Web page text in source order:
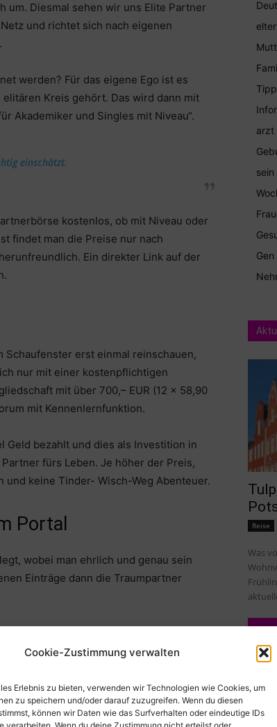
Cookie-Zustimmung verwalten
Erlebnis zu bieten, verwenden wir Technologien wie Cookies, um
zu speichern und/oder darauf zuzugreifen. Wenn du diesen
können wir Daten wie das Surfverhalten oder eindeutige IDs
um. Diesmal sehen wir uns Elite Partner
und richtet sich nach eigenen
werden? Für das eigene Ego ist es
Kreis gehört. Das wird dann mit
Akademiker und Singles mit Niveau“.
einschätzt.
kostenlos, ob mit Niveau oder
findet man die Preise nur nach
Ein direkter Link auf der
erst einmal reinschauen,
nur mit einer kostenpflichtigen
mit über 700,– EUR (12 x 58,90
mit Kennenlernfunktion.
Geld bezahlt und dies als Investition in
fürs Leben. Je höher der Preis,
keine Tinder- Wisch-Weg Abenteuer.
Portal
wobei man ehrlich und genau sein
Einträge dann die Traumpartner
Postleitzahl dient auch dazu Euch zu
die gleiche Idee hat.
mehr ändern :-). Das ist auch biologisch
arzt
sein
Gen
Reise
Was